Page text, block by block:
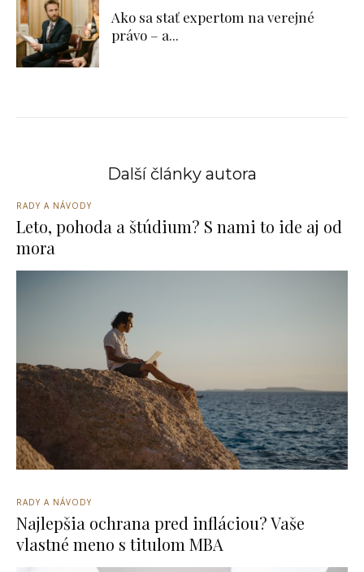
Ako sa stať expertom na verejné
právo – a...
Další články autora
RADY A NÁVODY
Leto, pohoda a štúdium? S nami to ide aj od
mora
RADY A NÁVODY
Najlepšia ochrana pred infláciou? Vaše
vlastné meno s titulom MBA